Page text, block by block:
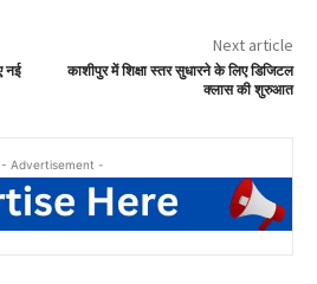
नई
Next article
काशीपुर में शिक्षा स्तर सुधारने के लिए डिजिटल
क्लास की शुरुआत
- Advertisement -